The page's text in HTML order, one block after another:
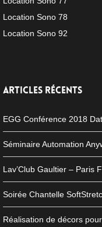
Location Sono 78
Location Sono 92
ARTICLES RÉCENTS
EGG Conférence 2018
Séminaire Automation
Lav’Club Gaultier – Paris
Soirée Chantelle
Réalisation de décors